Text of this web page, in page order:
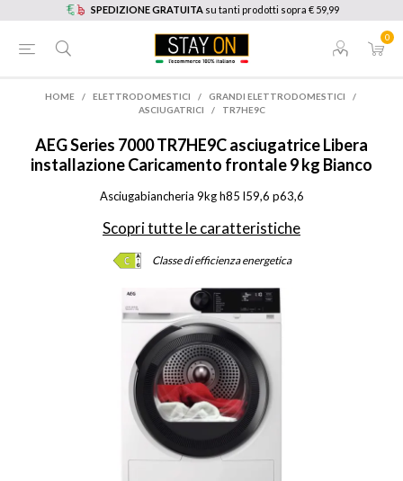
SPEDIZIONE GRATUITA su tanti prodotti sopra € 59,99
0
HOME / ELETTRODOMESTICI / GRANDI ELETTRODOMESTICI
/
ASCIUGATRICI
/ TR7HE9C
AEGSeries 7000 TR7HE9C asciugatrice Libera
installazione Caricamento frontale 9 kg Bianco
Asciugabiancheria 9kg h85 l59,6 p63,6
Scopri tutte le caratteristiche
Classe di efficienza energetica